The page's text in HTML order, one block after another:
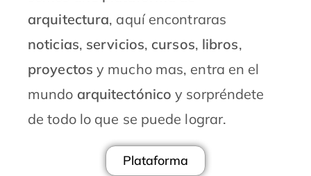
arquitectura, aquí encontraras
noticias, servicios, cursos, libros,
proyectos y mucho mas, entra en el
mundo arquitectónico y sorpréndete
de todo lo que se puede lograr.
Plataforma